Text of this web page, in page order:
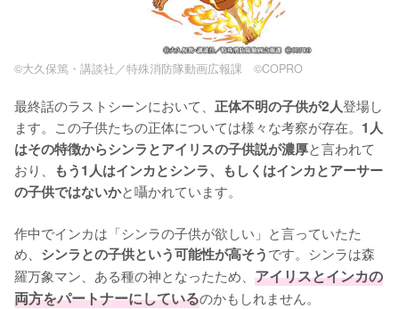
©大久保篤・講談社／特殊消防隊動画広報課 ©COPRO
最終話のラストシーンにおいて、 正体不明の子供が2人登場し
ます。この子供たちの正体については様々な考察が存在。 1人
はその特徴からシンラとアイリスの子供説が濃厚と言われて
おり、
もう1人はインカとシンラ、もしくはインカとアーサー
の子供ではないかと囁かれています。
作中でインカは「シンラの子供が欲しい」と言っていたた
め、 シンラとの子供という可能性が高そうです。シンラは森
羅万象マン、ある種の神となったため、 アイリスとインカの
両方をパートナーにしているのかもしれません。